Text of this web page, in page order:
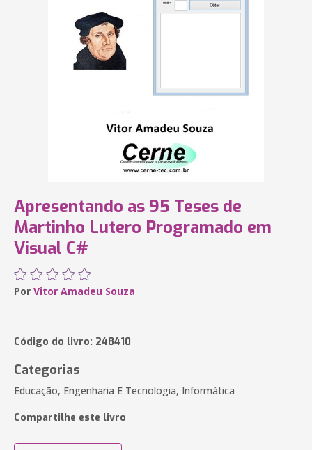
Apresentando as 95 Teses de
Martinho Lutero Programado em
Visual C#
Por Vitor Amadeu Souza
Código do livro: 248410
Categorias
Educação, Engenharia E Tecnologia, Informática
Compartilhe este livro